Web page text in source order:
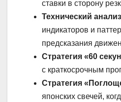
ставки в сторону
Технический
индикаторов и
предсказания
Стратегия «60
с краткосрочным
Стратегия
японских свечей,